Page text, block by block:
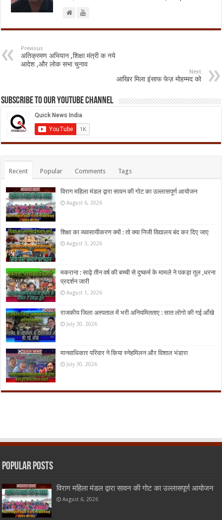
Previous
अतिक्रमण अभियान ,शिक्षा मंत्री क नये
आदेश ,और लोक सभा चुनाव
Next
आखिर मिला इंसाफ फेज़ मोहम्मद को
Subscribe to our Youtube Channel
Recent Popular Comments Tags
विराग महिला मंडल द्वारा सावन की गोट का उल्लासपूर्ण आयोजन
August 6, 2026
शिक्षा का व्यवसायीकरण क्यों : तो क्या निजी विद्यालय बंद कर दिए जाए
August 3, 2026
मकराना : साढ़े तीन वर्ष की बच्ची से दुष्कर्म के मामले ने पकड़ा तूल ,धरना
प्रदर्शन जारी
August 1, 2026
राजकीय जिला अस्पताल में भरी अनियमितताए : सात लोगो की गई आँखे
July 30, 2026
मानवाधिकार परिवार ने किया स्नेहमिलन और विशाल भंडारा
July 30, 2026
Popular Posts
विराग महिला मंडल द्वारा सावन की गोट का उल्लासपूर्ण आयोजन
August 6, 2026